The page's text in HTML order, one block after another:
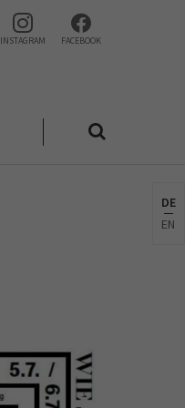
INSTAGRAM FACEBOOK
DE
EN